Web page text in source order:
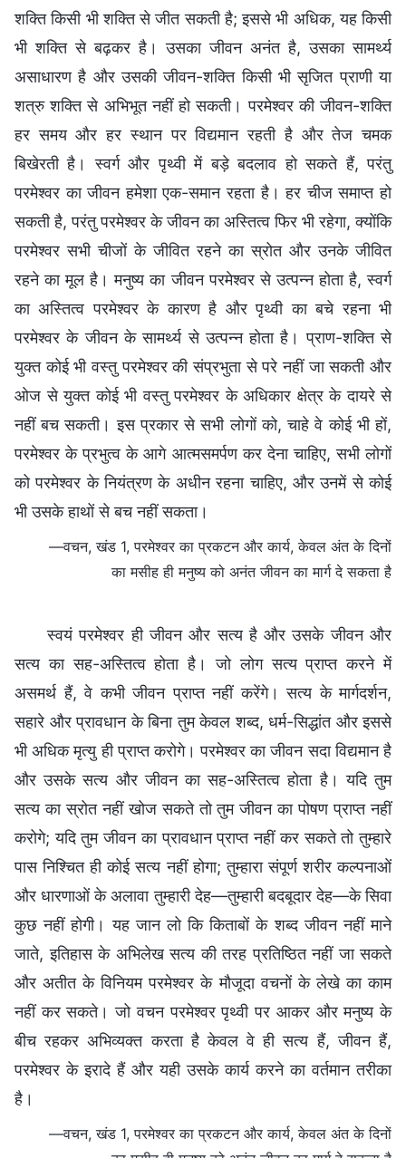
शक्ति किसी भी शक्ति से जीत सकती है; इससे भी अधिक, यह किसी
भी शक्ति से बढ़कर है। उसका जीवन अनंत है, उसका सामर्थ्य
असाधारण है और उसकी जीवन-शक्ति किसी भी सृजित प्राणी या
शत्रु शक्ति से अभिभूत नहीं हो सकती। परमेश्वर की जीवन-शक्ति
हर समय और हर स्थान पर विद्यमान रहती है और तेज चमक
बिखेरती है। स्वर्ग और पृथ्वी में बड़े बदलाव हो सकते हैं, परंतु
परमेश्वर का जीवन हमेशा एक-समान रहता है। हर चीज समाप्त हो
सकती है, परंतु परमेश्वर के जीवन का अस्तित्व फिर भी रहेगा, क्योंकि
परमेश्वर सभी चीजों के जीवित रहने का स्रोत और उनके जीवित
रहने का मूल है। मनुष्य का जीवन परमेश्वर से उत्पन्न होता है, स्वर्ग
का अस्तित्व परमेश्वर के कारण है और पृथ्वी का बचे रहना भी
परमेश्वर के जीवन के सामर्थ्य से उत्पन्न होता है। प्राण-शक्ति से
युक्त कोई भी वस्तु परमेश्वर की संप्रभुता से परे नहीं जा सकती और
ओज से युक्त कोई भी वस्तु परमेश्वर के अधिकार क्षेत्र के दायरे से
नहीं बच सकती। इस प्रकार से सभी लोगों को, चाहे वे कोई भी हों,
परमेश्वर के प्रभुत्व के आगे आत्मसमर्पण कर देना चाहिए, सभी लोगों
को परमेश्वर के नियंत्रण के अधीन रहना चाहिए, और उनमें से कोई
भी उसके हाथों से बच नहीं सकता।
—वचन, खंड 1, परमेश्वर का प्रकटन और कार्य, केवल अंत के दिनों
का मसीह ही मनुष्य को अनंत जीवन का मार्ग दे सकता है
स्वयं परमेश्वर ही जीवन और सत्य है और उसके जीवन और
सत्य का सह-अस्तित्व होता है। जो लोग सत्य प्राप्त करने में
असमर्थ हैं, वे कभी जीवन प्राप्त नहीं करेंगे। सत्य के मार्गदर्शन,
सहारे और प्रावधान के बिना तुम केवल शब्द, धर्म-सिद्धांत और इससे
भी अधिक मृत्यु ही प्राप्त करोगे। परमेश्वर का जीवन सदा विद्यमान है
और उसके सत्य और जीवन का सह-अस्तित्व होता है। यदि तुम
सत्य का स्रोत नहीं खोज सकते तो तुम जीवन का पोषण प्राप्त नहीं
करोगे; यदि तुम जीवन का प्रावधान प्राप्त नहीं कर सकते तो तुम्हारे
पास निश्चित ही कोई सत्य नहीं होगा; तुम्हारा संपूर्ण शरीर कल्पनाओं
और धारणाओं के अलावा तुम्हारी देह—तुम्हारी बदबूदार देह—के सिवा
कुछ नहीं होगी। यह जान लो कि किताबों के शब्द जीवन नहीं माने
जाते, इतिहास के अभिलेख सत्य की तरह प्रतिष्ठित नहीं जा सकते
और अतीत के विनियम परमेश्वर के मौजूदा वचनों के लेखे का काम
नहीं कर सकते। जो वचन परमेश्वर पृथ्वी पर आकर और मनुष्य के
बीच रहकर अभिव्यक्त करता है केवल वे ही सत्य हैं, जीवन हैं,
परमेश्वर के इरादे हैं और यही उसके कार्य करने का वर्तमान तरीका
है।
—वचन, खंड 1, परमेश्वर का प्रकटन और कार्य, केवल अंत के दिनों